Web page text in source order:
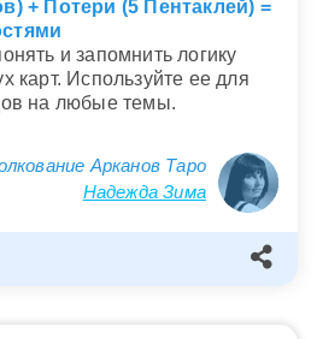
+ Потери (5 Пентаклей) =
и запомнить логику
карт. Используйте ее для
на любые темы.
Арканов Таро
Надежда Зима